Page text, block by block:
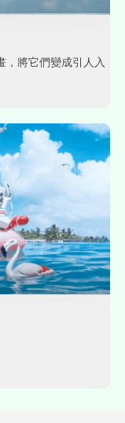
，將它們變成引人入